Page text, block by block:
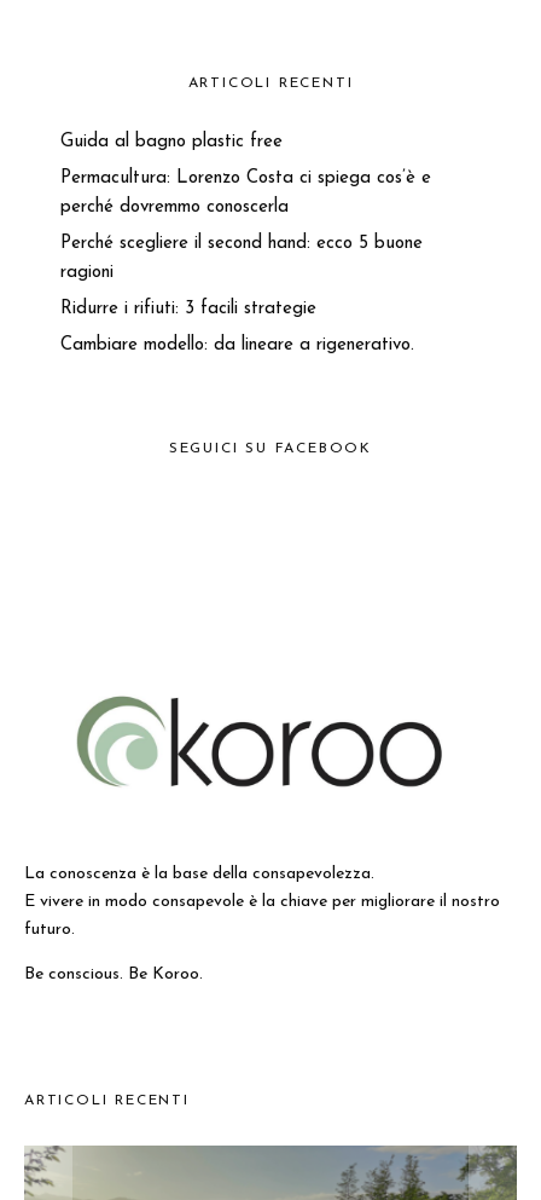
ARTICOLI RECENTI
Guida al bagno plastic free
Permacultura: Lorenzo Costa ci spiega cos’è e
perché dovremmo conoscerla
Perché scegliere il second hand: ecco 5 buone
ragioni
Ridurre i rifiuti: 3 facili strategie
Cambiare modello: da lineare a rigenerativo.
SEGUICI SU FACEBOOK
La conoscenza è la base della consapevolezza.
E vivere in modo consapevole è la chiave per migliorare il nostro
futuro.
Be conscious. Be Koroo.
ARTICOLI RECENTI